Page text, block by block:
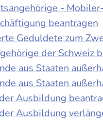
-
beantragen
Geduldete zum
der Schweiz
aus Staaten
aus Staaten
Ausbildung
Ausbildung